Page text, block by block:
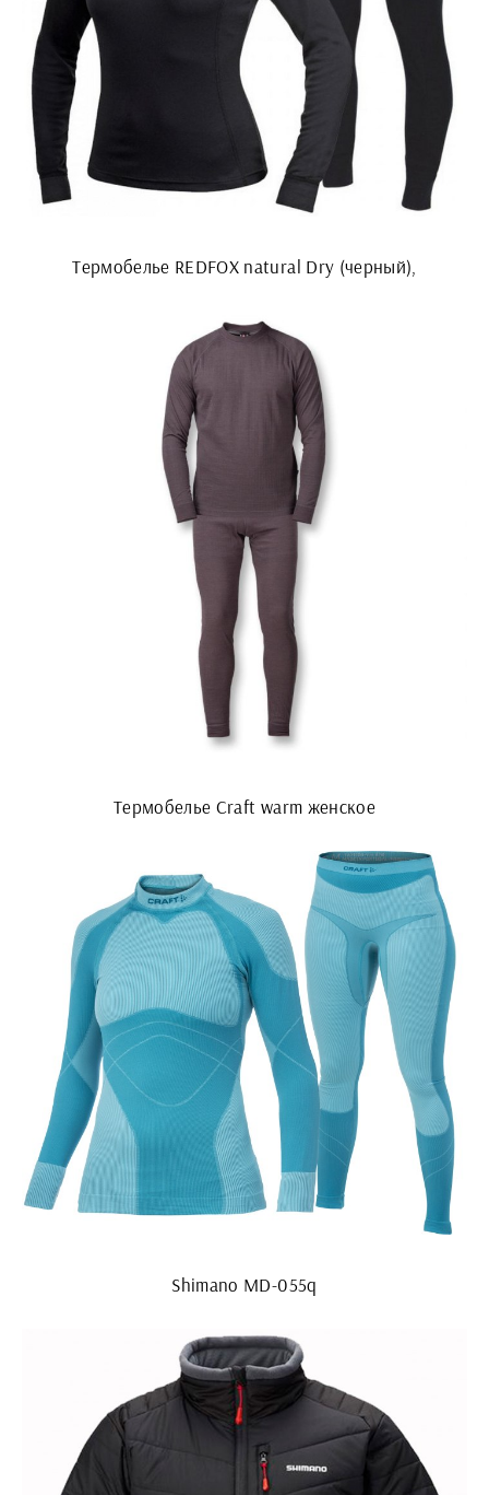
Термобелье REDFOX natural Dry (черный),
Термобелье Craft warm женское
Shimano MD-055q